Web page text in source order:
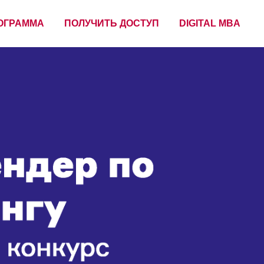
ПОЛУЧИТЬ ДОСТУП DIGITAL MBA